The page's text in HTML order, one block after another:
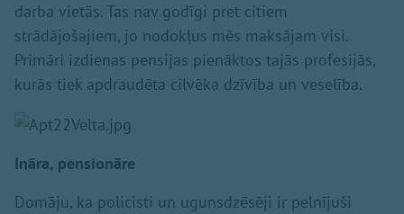
darba vietās. Tas nav godīgi pret citiem
strādājošajiem, jo nodokļus mēs maksājam visi.
Primāri izdienas pensijas pienāktos tajās profesijās,
kurās tiek apdraudēta cilvēka dzīvība un veselība.
Ināra, pensionāre
Domāju, ka policisti un ugunsdzēsēji ir pelnījuši